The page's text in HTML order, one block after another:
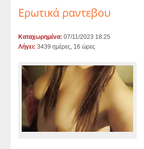
Ερωτικά ραντεβου
Καταχωρημένα: 07/11/2023 18:25
Λήγει: 3439 ημέρες, 16 ώρες